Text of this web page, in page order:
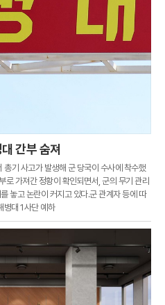
간부 숨져
기 사고가 발생해 군 당국이 수사에 착수했
로 가져간 정황이 확인되면서, 군의 무기 관리
놓고 논란이 커지고 있다.군 관계자 등에 따
병대 1사단 예하